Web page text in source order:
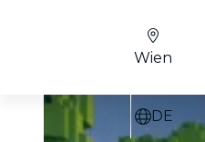
Wien
DE